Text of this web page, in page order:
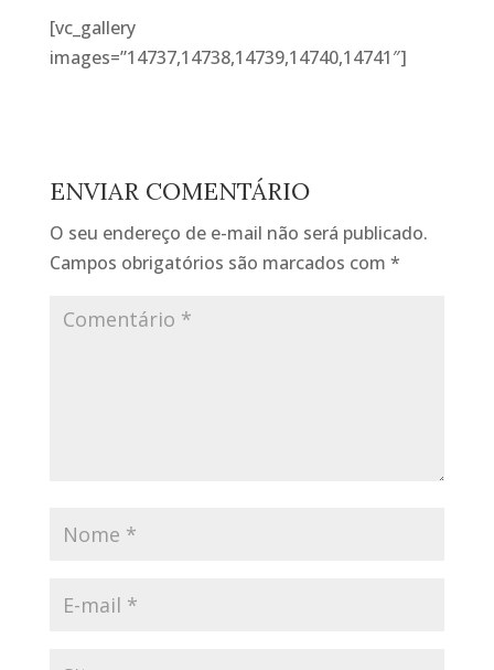
[vc_gallery
images=”14737,14738,14739,14740,14741″]
ENVIAR COMENTÁRIO
O seu endereço de e-mail não será publicado.
Campos obrigatórios são marcados com *